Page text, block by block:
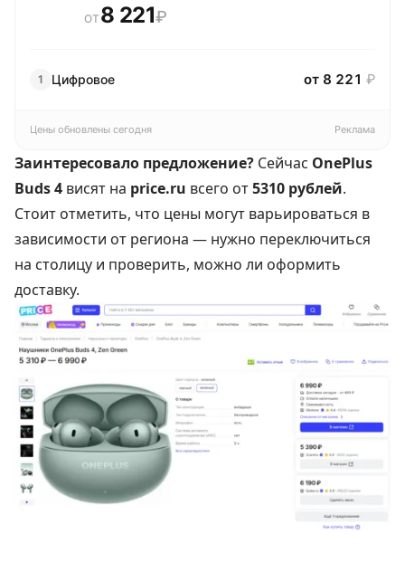
ОТ 8 221₽
1 Цифровое от 8 221 ₽
Цены обновлены сегодня Реклама
Заинтересовало предложение? Сейчас OnePlus
Buds 4 висят на price.ru всего от5310 рублей.
Стоит отметить, что цены могут варьироваться в
зависимости от региона — нужно переключиться
на столицу и проверить, можно ли оформить
доставку.